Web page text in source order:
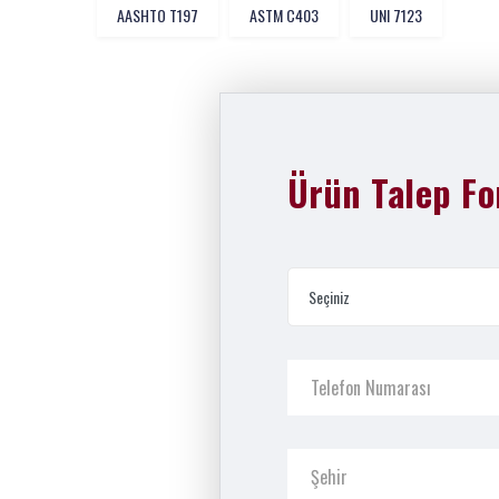
AASHTO T197 ASTM C403 UNI 7123
Ürün Talep
Seçiniz